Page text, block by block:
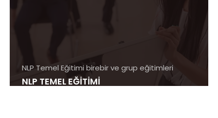
NLP Temel Eğitimi birebir ve grup eğitimleri
NLP TEMEL EĞİTİMİ